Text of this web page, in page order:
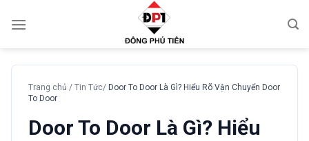
đến
Trang chủ / Tin Tức/ Door To Door Là Gì? Hiểu Rõ Vận Chuyển Door
To Door
Door To Door Là Gì? Hiểu